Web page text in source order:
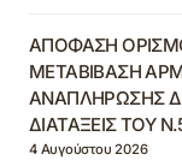
ΑΠΟΦΑΣΗ
ΜΕΤΑΒΙΒΑΣΗ
ΑΝΑΠΛΗΡΩΣΗΣ
ΔΙΑΤΑΞΕΙΣ ΤΟΥ
4 Αυγούστου 2026